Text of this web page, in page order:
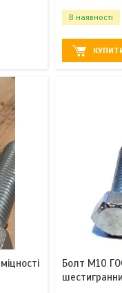
В наявності
Болт М10